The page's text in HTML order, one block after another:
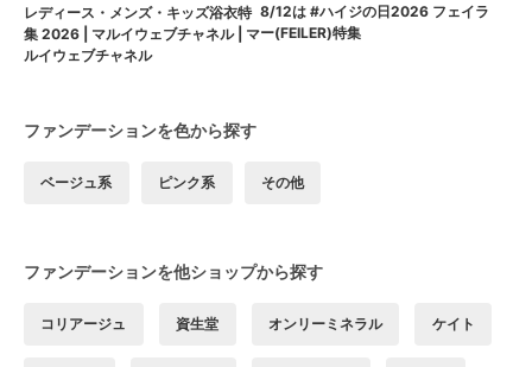
レディース・メンズ・キッズ浴衣特
集 2026 | マルイウェブチャネル | マ
ルイウェブチャネル
8/12は #ハイジの日2026 フェイラ
ー(FEILER)特集
ファンデーションを色から探す
ベージュ系 ピンク系 その他
ファンデーションを他ショップから探す
コリアージュ 資生堂 オンリーミネラル ケイト